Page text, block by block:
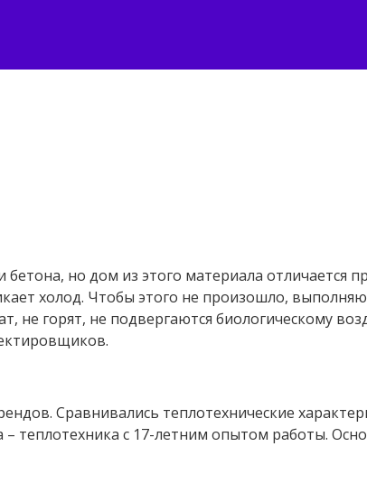
но дом из этого материала отличается
холод. Чтобы этого не произошло,
горят, не подвергаются биологическому
Сравнивались теплотехнические
теплотехника с 17-летним опытом работы.